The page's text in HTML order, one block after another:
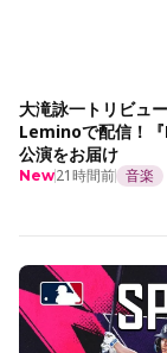
大滝詠一トリビュ
Leminoで配信！『
公演をお届け
New21時間前 音楽